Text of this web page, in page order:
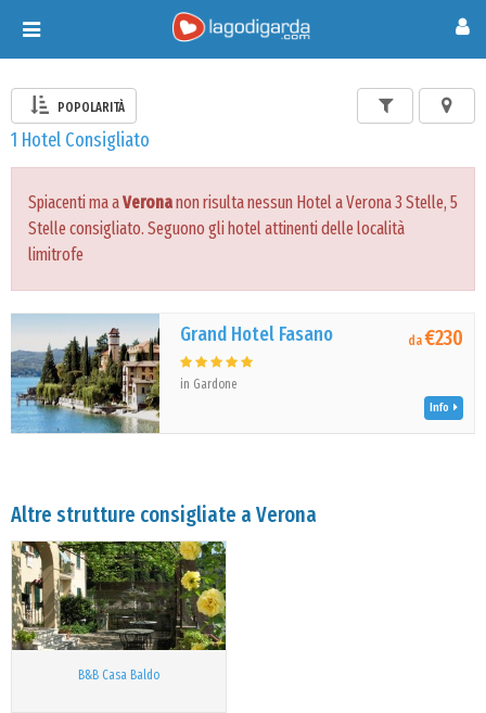
Toggle
navigation
POPOLARITÀ
1 Hotel Consigliato
Spiacenti ma aVeronanon risulta nessun Hotel a Verona 3 Stelle, 5
Stelle consigliato. Seguono gli hotel attinenti delle località
limitrofe
Grand Hotel Fasano
in Gardone
da€230
Info
Altre strutture consigliate a Verona
B&B Casa Baldo